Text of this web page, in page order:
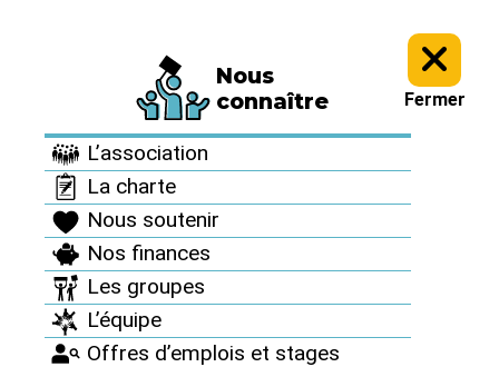
Nous
connaître
L’association
La charte
Nous soutenir
Nos finances
Les groupes
L’équipe
Offres d’emplois et stages
Fermer
À vous d’agir > Agenda >
Agenda
2022
26
févr